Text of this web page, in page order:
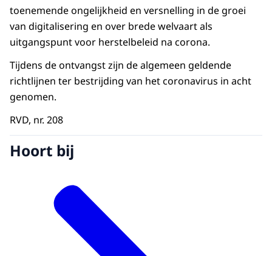
toenemende ongelijkheid en versnelling in de groei
van digitalisering en over brede welvaart als
uitgangspunt voor herstelbeleid na corona.
Tijdens de ontvangst zijn de algemeen geldende
richtlijnen ter bestrijding van het coronavirus in acht
genomen.
RVD, nr. 208
Hoort bij